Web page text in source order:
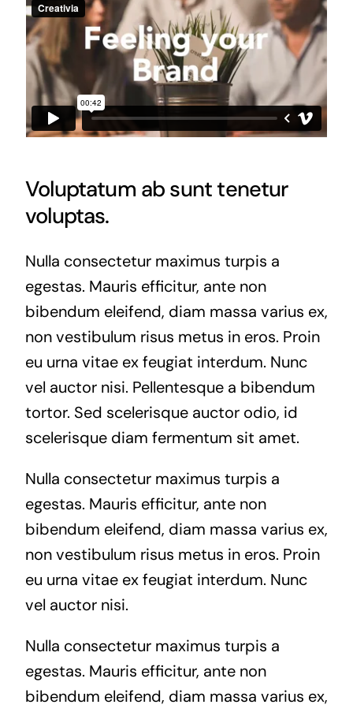
Voluptatum ab sunt tenetur
voluptas.
Nulla consectetur maximus turpis a
egestas. Mauris efficitur, ante non
bibendum eleifend, diam massa varius ex,
non vestibulum risus metus in eros. Proin
eu urna vitae ex feugiat interdum. Nunc
vel auctor nisi. Pellentesque a bibendum
tortor. Sed scelerisque auctor odio, id
scelerisque diam fermentum sit amet.
Nulla consectetur maximus turpis a
egestas. Mauris efficitur, ante non
bibendum eleifend, diam massa varius ex,
non vestibulum risus metus in eros. Proin
eu urna vitae ex feugiat interdum. Nunc
vel auctor nisi.
Nulla consectetur maximus turpis a
egestas. Mauris efficitur, ante non
bibendum eleifend, diam massa varius ex,